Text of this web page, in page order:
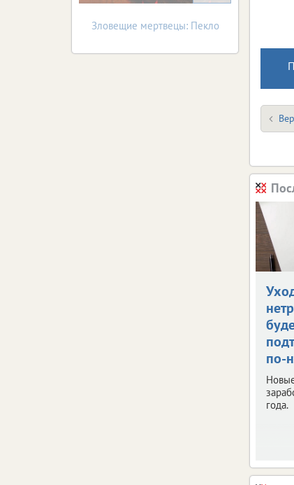
по-
года.
Зловещие мертвецы: Пекло